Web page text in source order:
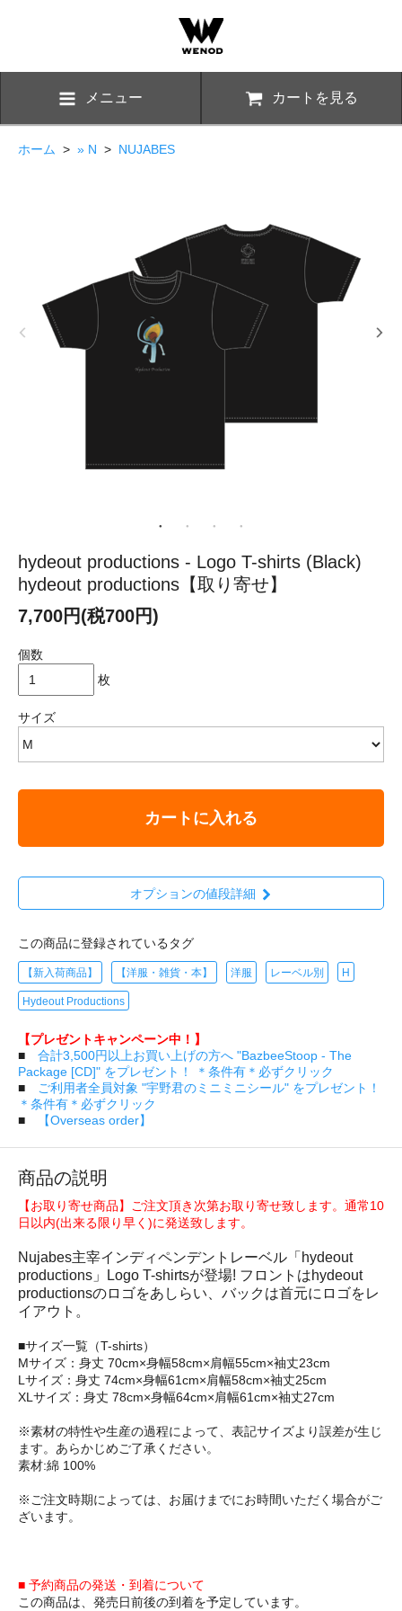
メニュー カートを見る
ホーム > » N > NUJABES
hydeout productions - Logo T-shirts (Black)
hydeout productions【取り寄せ】
7,700円(税700円)
個数
枚
サイズ
カートに入れる
オプションの値段詳細
この商品に登録されているタグ
【新入荷商品】 【洋服・雑貨・本】 洋服 レーベル別 H
Hydeout Productions
【プレゼントキャンペーン中！】
■ 合計3,500円以上お買い上げの方へ "BazbeeStoop - The
Package [CD]" をプレゼント！ ＊条件有＊必ずクリック
■
ご利用者全員対象 "宇野君のミニミニシール" をプレゼント！
＊条件有＊必ずクリック
■
【Overseas order】
商品の説明
【お取り寄せ商品】ご注文頂き次第お取り寄せ致します。通常10
日以内(出来る限り早く)に発送致します。
Nujabes主宰インディペンデントレーベル「hydeout
productions」Logo T-shirtsが登場! フロントはhydeout
productionsのロゴをあしらい、バックは首元にロゴをレ
イアウト。
■サイズ一覧（T-shirts）
Mサイズ：身丈 70cm×身幅58cm×肩幅55cm×袖丈23cm
Lサイズ：身丈 74cm×身幅61cm×肩幅58cm×袖丈25cm
XLサイズ：身丈 78cm×身幅64cm×肩幅61cm×袖丈27cm
※素材の特性や生産の過程によって、表記サイズより誤差が生じ
ます。あらかじめご了承ください。
素材:綿 100%
※ご注文時期によっては、お届けまでにお時間いただく場合がご
ざいます。
■ 予約商品の発送・到着について
この商品は、発売日前後の到着を予定しています。